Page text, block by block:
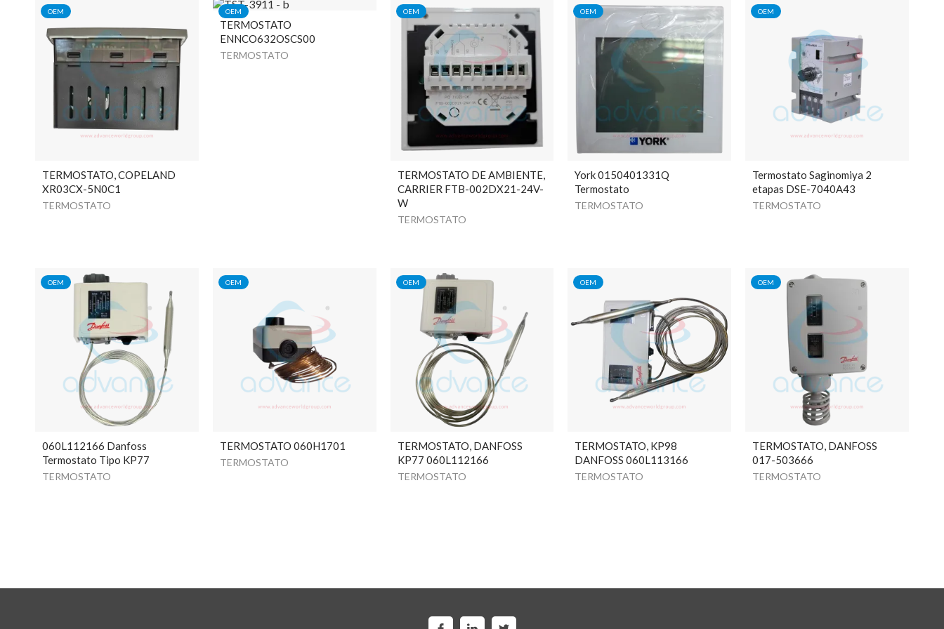
OEM
TERMOSTATO, COPELAND
XR03CX-5N0C1
TERMOSTATO
OEM
TERMOSTATO
ENNCO632OSCS00
TERMOSTATO
OEM
TERMOSTATO DE AMBIENTE,
CARRIER FTB-002DX21-24V-
W
TERMOSTATO
OEM
York 0150401331Q
Termostato
TERMOSTATO
OEM
Termostato Saginomiya 2
etapas DSE-7040A43
TERMOSTATO
OEM
060L112166 Danfoss
Termostato Tipo KP77
TERMOSTATO
OEM
TERMOSTATO 060H1701
TERMOSTATO
OEM
TERMOSTATO, DANFOSS
KP77 060L112166
TERMOSTATO
OEM
TERMOSTATO, KP98
DANFOSS 060L113166
TERMOSTATO
OEM
TERMOSTATO, DANFOSS
017-503666
TERMOSTATO